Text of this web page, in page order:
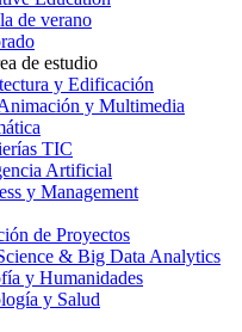
de verano
de estudio
y Edificación
y Multimedia
TIC
Artificial
y Management
de Proyectos
& Big Data Analytics
y Humanidades
y Salud